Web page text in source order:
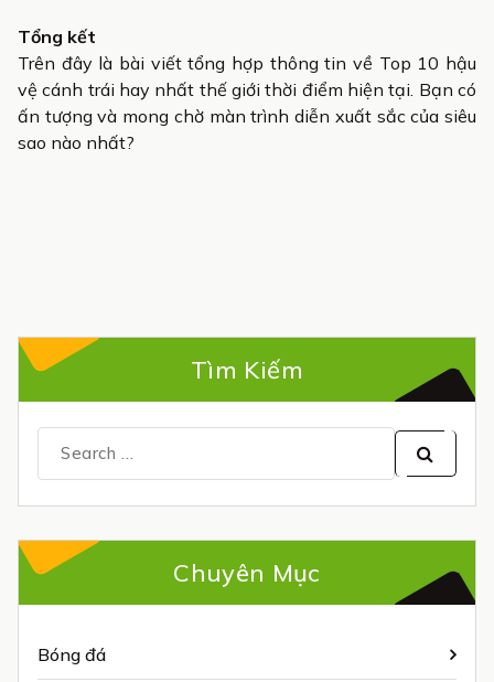
Tổng kết
Trên đây là bài viết tổng hợp thông tin về Top 10 hậu
vệ cánh trái hay nhất thế giới thời điểm hiện tại. Bạn có
ấn tượng và mong chờ màn trình diễn xuất sắc của siêu
sao nào nhất?
Tìm Kiếm
for:
Chuyên Mục
Bóng đá